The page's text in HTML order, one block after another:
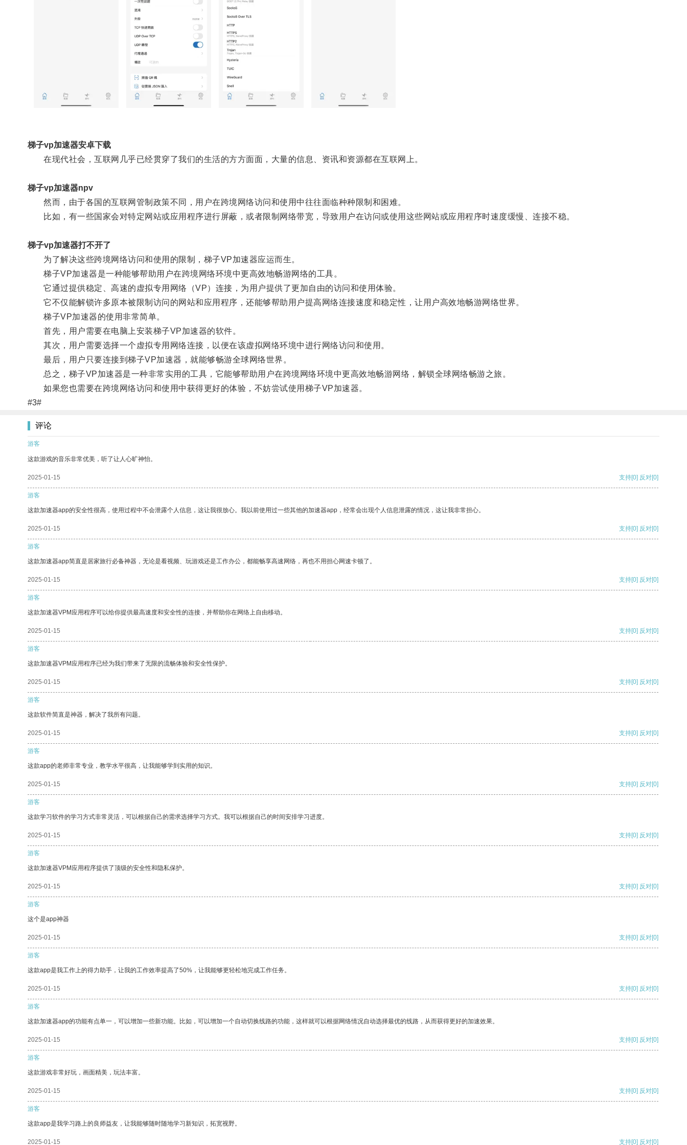
梯子vp加速器安卓下载
在现代社会，互联网几乎已经贯穿了我们的生活的方方面面，大量的信息、资讯和资源都在互联网上。
梯子vp加速器npv
然而，由于各国的互联网管制政策不同，用户在跨境网络访问和使用中往往面临种种限制和困难。
比如，有一些国家会对特定网站或应用程序进行屏蔽，或者限制网络带宽，导致用户在访问或使用这些网站或应用程序时速度缓慢、连接不稳。
梯子vp加速器打不开了
为了解决这些跨境网络访问和使用的限制，梯子VP加速器应运而生。
梯子VP加速器是一种能够帮助用户在跨境网络环境中更高效地畅游网络的工具。
它通过提供稳定、高速的虚拟专用网络（VP）连接，为用户提供了更加自由的访问和使用体验。
它不仅能解锁许多原本被限制访问的网站和应用程序，还能够帮助用户提高网络连接速度和稳定性，让用户高效地畅游网络世界。
梯子VP加速器的使用非常简单。
首先，用户需要在电脑上安装梯子VP加速器的软件。
其次，用户需要选择一个虚拟专用网络连接，以便在该虚拟网络环境中进行网络访问和使用。
最后，用户只要连接到梯子VP加速器，就能够畅游全球网络世界。
总之，梯子VP加速器是一种非常实用的工具，它能够帮助用户在跨境网络环境中更高效地畅游网络，解锁全球网络畅游之旅。
如果您也需要在跨境网络访问和使用中获得更好的体验，不妨尝试使用梯子VP加速器。
#3#
评论
游客
这款游戏的音乐非常优美，听了让人心旷神怡。
2025-01-15 支持[0] 反对[0]
游客
这款加速器app的安全性很高，使用过程中不会泄露个人信息，这让我很放心。我以前使用过一些其他的加速器app，经常会出现个人信息泄露的情况，这让我非常担心。
2025-01-15 支持[0] 反对[0]
游客
这款加速器app简直是居家旅行必备神器，无论是看视频、玩游戏还是工作办公，都能畅享高速网络，再也不用担心网速卡顿了。
2025-01-15 支持[0] 反对[0]
游客
这款加速器VPM应用程序可以给你提供最高速度和安全性的连接，并帮助你在网络上自由移动。
2025-01-15 支持[0] 反对[0]
游客
这款加速器VPM应用程序已经为我们带来了无限的流畅体验和安全性保护。
2025-01-15 支持[0] 反对[0]
游客
这款软件简直是神器，解决了我所有问题。
2025-01-15 支持[0] 反对[0]
游客
这款app的老师非常专业，教学水平很高，让我能够学到实用的知识。
2025-01-15 支持[0] 反对[0]
游客
这款学习软件的学习方式非常灵活，可以根据自己的需求选择学习方式。我可以根据自己的时间安排学习进度。
2025-01-15 支持[0] 反对[0]
游客
这款加速器VPM应用程序提供了顶级的安全性和隐私保护。
2025-01-15 支持[0] 反对[0]
游客
这个是app神器
2025-01-15 支持[0] 反对[0]
游客
这款app是我工作上的得力助手，让我的工作效率提高了50%，让我能够更轻松地完成工作任务。
2025-01-15 支持[0] 反对[0]
游客
这款加速器app的功能有点单一，可以增加一些新功能。比如，可以增加一个自动切换线路的功能，这样就可以根据网络情况自动选择最优的线路，从而获得更好的加速效果。
2025-01-15 支持[0] 反对[0]
游客
这款游戏非常好玩，画面精美，玩法丰富。
2025-01-15 支持[0] 反对[0]
游客
这款app是我学习路上的良师益友，让我能够随时随地学习新知识，拓宽视野。
2025-01-15 支持[0] 反对[0]